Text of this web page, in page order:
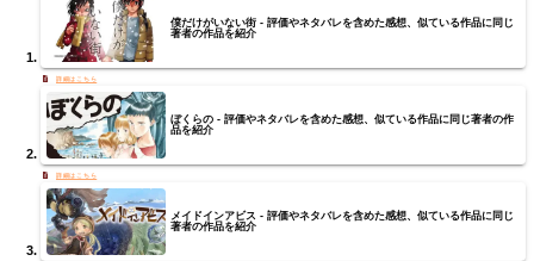
僕だけがいない街 - 評価やネタバレを含めた感想、似ている作品に同じ
著者の作品を紹介
ぼくらの - 評価やネタバレを含めた感想、似ている作品に同じ著者の作
品を紹介
メイドインアビス - 評価やネタバレを含めた感想、似ている作品に同じ
著者の作品を紹介